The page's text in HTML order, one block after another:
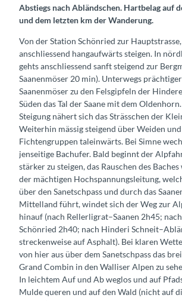
Abstiegs nach Abländschen. Hartbelag auf
und dem letzten km der Wanderung.
Von der Station Schönried zur
anschliessend hangaufwärts steigen. In
gehts anschliessend sanft steigend zur
Saanenmöser 20 min). Unterwegs
Saanenmöser zu den Felsgipfeln der
Süden das Tal der Saane mit dem
Steigung nähert sich das Strässchen der
Weiterhin mässig steigend über Weiden
Fichtengruppen taleinwärts. Bei Simne
jenseitige Bachufer. Bald beginnt der
stärker zu steigen, das Rauschen des
der mächtigen Hochspannungsleitung,
über den Sanetschpass und durch das
Mittelland führt, windet sich der Weg zur
hinauf (nach Rellerligrat–Saanen 2h45;
Schönried 2h40; nach Hinderi
streckenweise auf Asphalt). Bei klaren
von hier aus über dem Sanetschpass das
Grand Combin in den Walliser Alpen zu
In leichtem Auf und Ab weglos und auf
Mulde queren und auf den Wald (nicht auf